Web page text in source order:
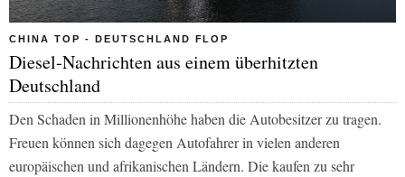
CHINA TOP - DEUTSCHLAND FLOP
Diesel-Nachrichten aus einem überhitzten
Deutschland
Den Schaden in Millionenhöhe haben die Autobesitzer zu tragen.
Freuen können sich dagegen Autofahrer in vielen anderen
europäischen und afrikanischen Ländern. Die kaufen zu sehr